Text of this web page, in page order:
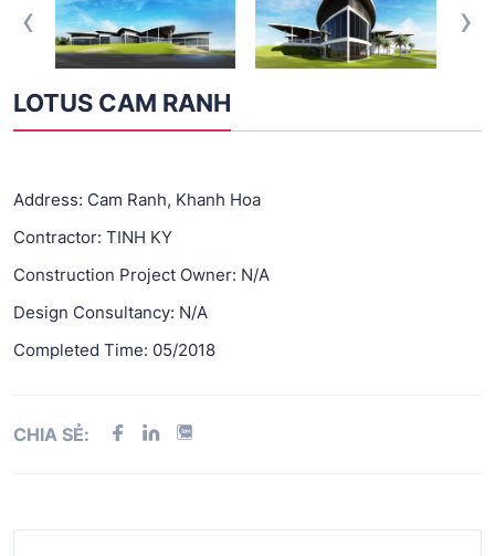
‹ ›
LOTUS CAM RANH
Address: Cam Ranh, Khanh Hoa
Contractor: TINH KY
Construction Project Owner: N/A
Design Consultancy: N/A
Completed Time: 05/2018
CHIA SẺ: